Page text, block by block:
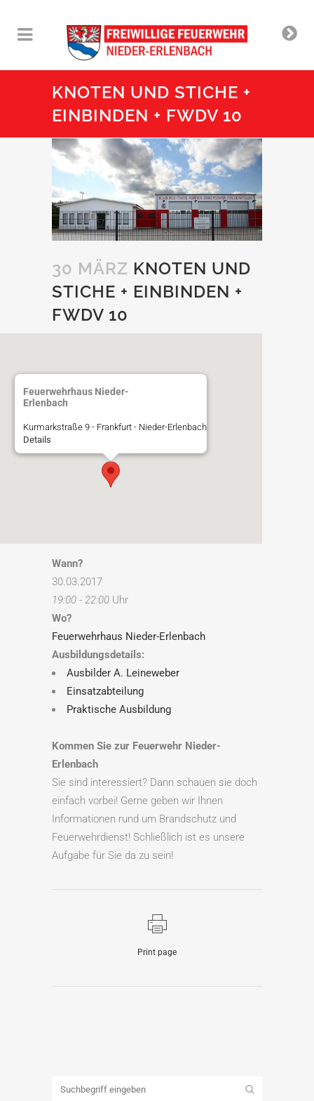
KNOTEN UND STICHE +
EINBINDEN + FWDV 10
30 MÄRZ KNOTEN UND
STICHE + EINBINDEN +
FWDV 10
Feuerwehrhaus Nieder-
Erlenbach
Kurmarkstraße 9 - Frankfurt - Nieder-Erlenbach
Details
Wann?
30.03.2017
19:00 - 22:00 Uhr
Wo?
Feuerwehrhaus Nieder-Erlenbach
Ausbildungsdetails:
Ausbilder A. Leineweber
Einsatzabteilung
Praktische Ausbildung
Kommen Sie zur Feuerwehr Nieder-
Erlenbach
Sie sind interessiert? Dann schauen sie doch
einfach vorbei! Gerne geben wir Ihnen
Informationen rund um Brandschutz und
Feuerwehrdienst! Schließlich ist es unsere
Aufgabe für Sie da zu sein!
Print page